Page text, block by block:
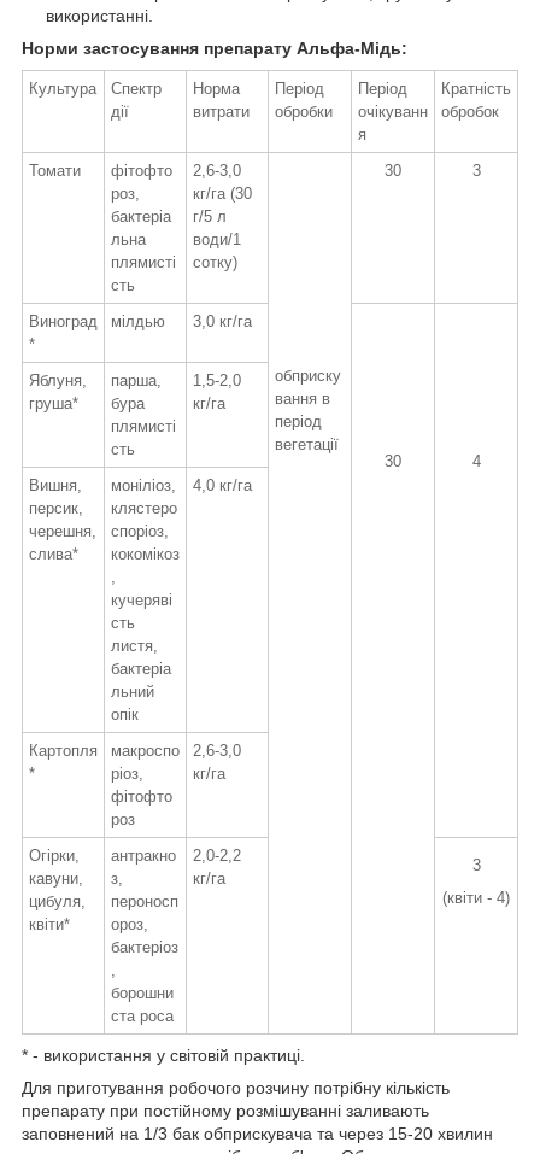
використанні.
Норми застосування препарату Альфа-Мідь:
Культура
Спектр
дії
Норма
витрати
Період
обробки
Період
очікуванн
я
Кратність
обробок
Томати
фітофто
роз,
бактеріа
льна
плямисті
сть
2,6-3,0
кг/га (30
г/5 л
води/1
сотку)
обприску
вання в
період
вегетації
30 3
Виноград
*
мілдью 3,0 кг/га
30 4
Яблуня,
груша*
парша,
бура
плямисті
сть
1,5-2,0
кг/га
Вишня,
персик,
черешня,
слива*
моніліоз,
клястеро
споріоз,
кокомікоз
,
кучеряві
сть
листя,
бактеріа
льний
опік
4,0 кг/га
Картопля
*
макроспо
ріоз,
фітофто
роз
2,6-3,0
кг/га
Огірки,
кавуни,
цибуля,
квіти*
антракно
з,
пероносп
ороз,
бактеріоз
,
борошни
ста роса
2,0-2,2
кг/га
3
(квіти - 4)
* - використання у світовій практиці.
Для приготування робочого розчину потрібну кількість
препарату при постійному розмішуванні заливають
заповнений на 1/3 бак обприскувача та через 15-20 хвилин